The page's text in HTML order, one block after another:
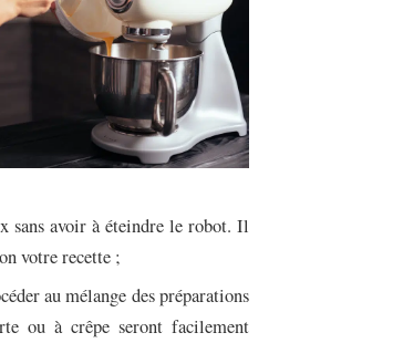
sans avoir à éteindre le robot. Il
votre recette ;
au mélange des préparations
ou à crêpe seront facilement